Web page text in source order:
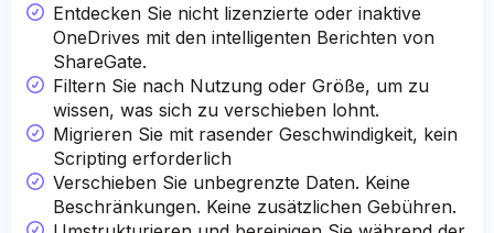
Entdecken Sie nicht lizenzierte oder inaktive
OneDrives mit den intelligenten Berichten von
ShareGate.
Filtern Sie nach Nutzung oder Größe, um zu
wissen, was sich zu verschieben lohnt.
Migrieren Sie mit rasender Geschwindigkeit, kein
Scripting erforderlich
Verschieben Sie unbegrenzte Daten. Keine
Beschränkungen. Keine zusätzlichen Gebühren.